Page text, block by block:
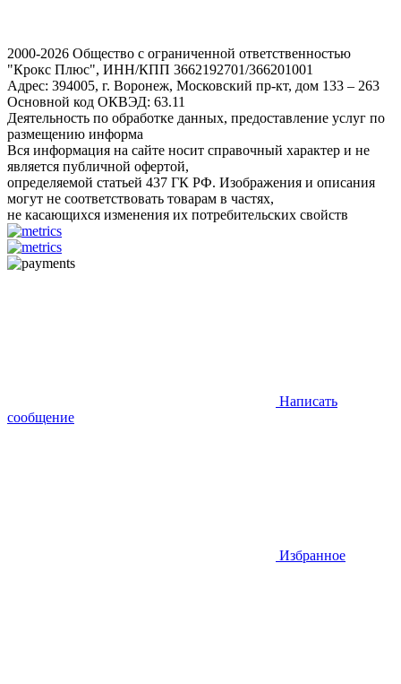
2000-2026 Общество с ограниченной ответственностью
"Крокс Плюс", ИНН/КПП 3662192701/366201001
Адрес: 394005, г. Воронеж, Московский пр-кт, дом 133 – 263
Основной код ОКВЭД: 63.11
Деятельность по обработке данных, предоставление услуг по
размещению информа
Вся информация на сайте носит справочный характер и не
является публичной офертой,
определяемой статьей 437 ГК РФ. Изображения и описания
могут не соответствовать товарам в частях,
не касающихся изменения их потребительских свойств
Написать
сообщение
Избранное